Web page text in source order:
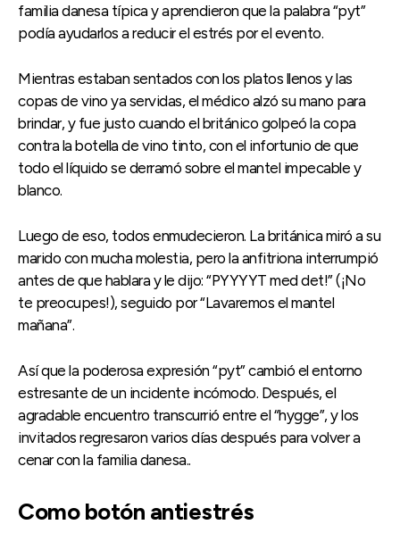
familia danesa típica y aprendieron que la palabra “pyt”
podía ayudarlos a reducir el estrés por el evento.
Mientras estaban sentados con los platos llenos y las
copas de vino ya servidas, el médico alzó su mano para
brindar, y fue justo cuando el británico golpeó la copa
contra la botella de vino tinto, con el infortunio de que
todo el líquido se derramó sobre el mantel impecable y
blanco.
Luego de eso, todos enmudecieron. La británica miró a su
marido con mucha molestia, pero la anfitriona interrumpió
antes de que hablara y le dijo: “PYYYYT med det!” (¡No
te preocupes!), seguido por “Lavaremos el mantel
mañana”.
Así que la poderosa expresión “pyt” cambió el entorno
estresante de un incidente incómodo. Después, el
agradable encuentro transcurrió entre el “hygge”, y los
invitados regresaron varios días después para volver a
cenar con la familia danesa..
Como botón antiestrés